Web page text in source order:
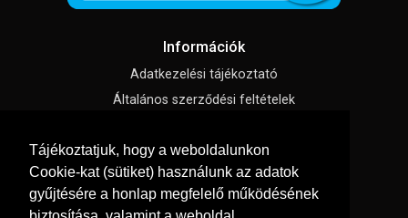
Tájékoztatjuk, hogy a weboldalunkon
Cookie-kat (sütiket) használunk az adatok
gyűjtésére a honlap megfelelő működésének
Információk
Adatkezelési tájékoztató
Általános szerződési feltételek
Süti beállítások
Menü